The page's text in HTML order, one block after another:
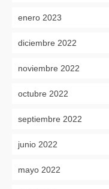
enero 2023
diciembre 2022
noviembre 2022
octubre 2022
septiembre 2022
junio 2022
mayo 2022